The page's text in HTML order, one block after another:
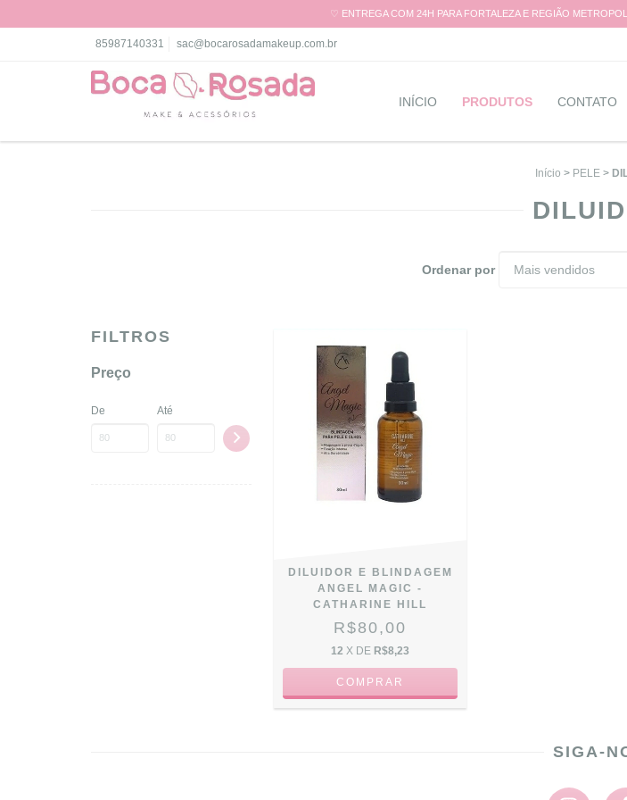
♡ ENTREGA COM 24H PARA FORTALEZA E REGIÃO
85987140331 sac@bocarosadamakeup.com.br
INÍCIO PRODUTOS CONTATO
Início > PELE >
Ordenar por
FILTROS
Preço
De Até
DILUIDOR E BLINDAGEM
ANGEL MAGIC -
CATHARINE HILL
R$80,00
12 X DE R$8,23
SIGA-